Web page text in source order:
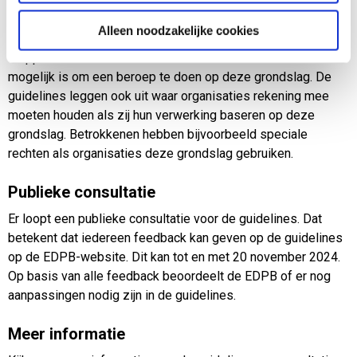
Alleen noodzakelijke cookies
Guidelines
geven uitleg bij het toepassen van deze
mogelijk is om een beroep te doen op deze grondslag. De
guidelines leggen ook uit waar organisaties rekening mee
moeten houden als zij hun verwerking baseren op deze
grondslag. Betrokkenen hebben bijvoorbeeld speciale
rechten als organisaties deze grondslag gebruiken.
Publieke consultatie
Er loopt een publieke consultatie voor de guidelines. Dat
betekent dat iedereen feedback kan geven op de guidelines
op de EDPB-website. Dit kan tot en met 20 november 2024.
Op basis van alle feedback beoordeelt de EDPB of er nog
aanpassingen nodig zijn in de guidelines.
Meer informatie